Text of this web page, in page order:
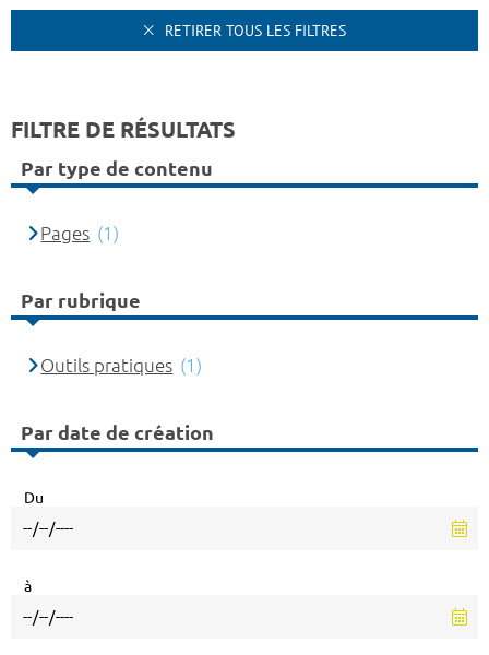
RETIRER TOUS LES FILTRES
FILTRE DE RÉSULTATS
Par type de contenu
Pages (1)
Par rubrique
Outils pratiques (1)
Par date de création
Du
à